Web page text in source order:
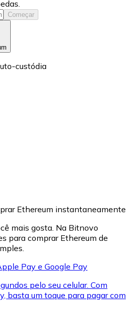
Começar
custódia
Ethereum instantaneamente
mais gosta. Na Bitnovo
para comprar Ethereum de
Pay e Google Pay
pelo seu celular. Com
basta um toque para pagar com